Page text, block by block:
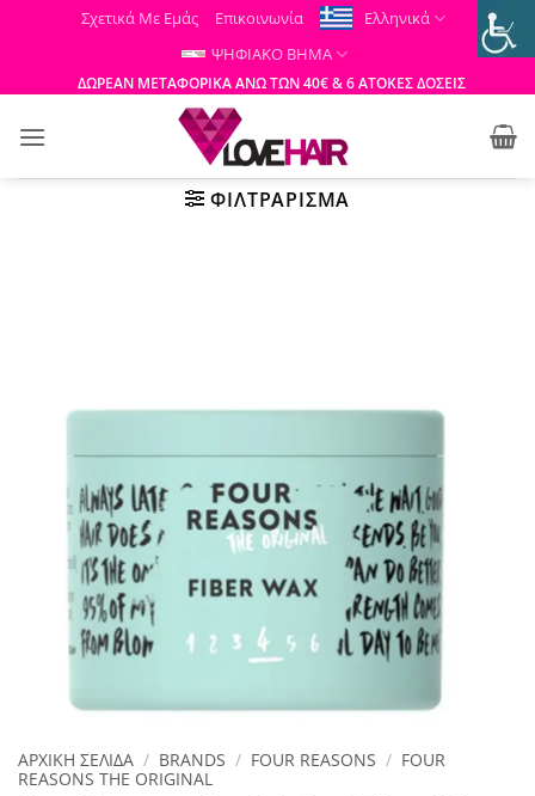
Μετάβαση
περιεχόμενο
Σχετικά Με Εμάς Επικοινωνία
Ελληνικά
ΨΗΦΙΑΚΟ ΒΗΜΑ
ΔΩΡΕΑΝ ΜΕΤΑΦΟΡΙΚΑ ΑΝΩ ΤΩΝ 40€ & 6 ΑΤΟΚΕΣ ΔΟΣΕΙΣ
ΦΙΛΤΡΆΡΙΣΜΑ
ΑΡΧΙΚΉ ΣΕΛΊΔΑ / BRANDS / FOUR REASONS / FOUR
REASONS THE ORIGINAL